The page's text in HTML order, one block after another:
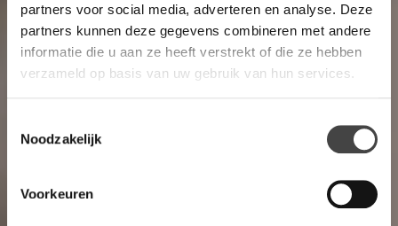
partners voor social media, adverteren en analyse. Deze
partners kunnen deze gegevens combineren met andere
informatie die u aan ze heeft verstrekt of die ze hebben
verzameld op basis van uw gebruik van hun services.
Noodzakelijk
Voorkeuren